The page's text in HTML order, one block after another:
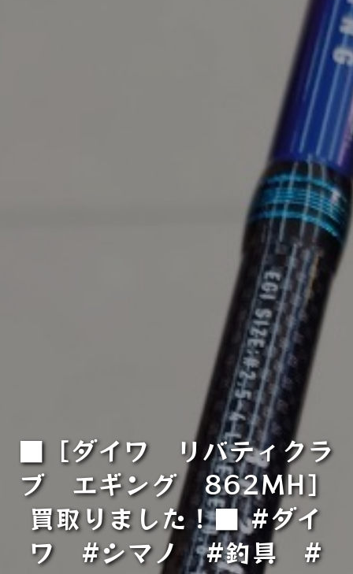
■［ダイワ リバティクラ
ブ エギング 862MH］
買取りました！■ #ダイ
ワ #シマノ #釣具 #